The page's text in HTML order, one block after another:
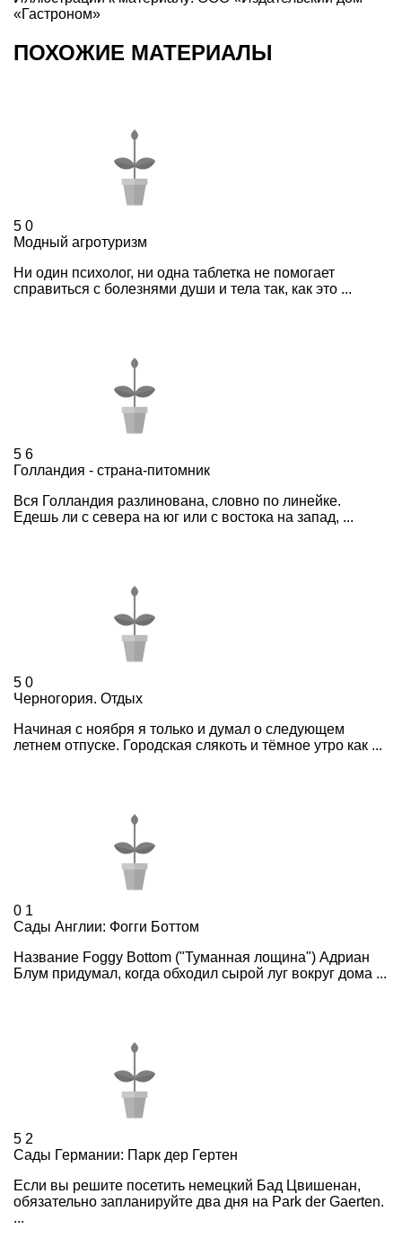
«Гастроном»
ПОХОЖИЕ МАТЕРИАЛЫ
5 0
Модный агротуризм
Ни один психолог, ни одна таблетка не помогает
справиться с болезнями души и тела так, как это ...
5 6
Голландия - страна-питомник
Вся Голландия разлинована, словно по линейке.
Едешь ли с севера на юг или с востока на запад, ...
5 0
Черногория. Отдых
Начиная с ноября я только и думал о следующем
летнем отпуске. Городская слякоть и тёмное утро как ...
0 1
Сады Англии: Фогги Боттом
Название Foggy Bottom ("Туманная лощина") Адриан
Блум придумал, когда обходил сырой луг вокруг дома ...
5 2
Сады Германии: Парк дер Гертен
Если вы решите посетить немецкий Бад Цвишенан,
обязательно запланируйте два дня на Park der Gaerten.
...